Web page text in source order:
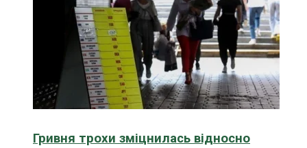
Гривня трохи зміцнилась відносно